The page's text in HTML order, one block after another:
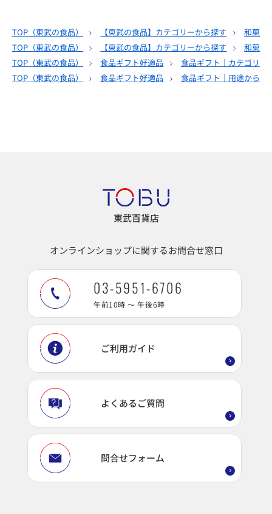
TOP（東武の食品） 【東武の食品】カテゴリーから探す
和菓子
TOP（東武の食品） 【東武の食品】カテゴリーから探す
和菓子
TOP（東武の食品） 食品ギフト好適品
食品ギフト｜カテゴリー
TOP（東武の食品） 食品ギフト好適品 食品ギフト｜用途から選
東武百貨店
オンラインショップに関するお問合せ窓口
03-5951-6706
午前10時 ～ 午後6時
ご利用ガイド
よくあるご質問
問合せフォーム